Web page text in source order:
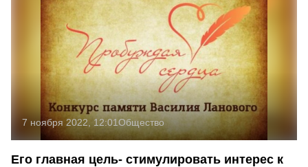
7 ноября 2022, 12:01Общество
Его главная цель- стимулировать интерес к